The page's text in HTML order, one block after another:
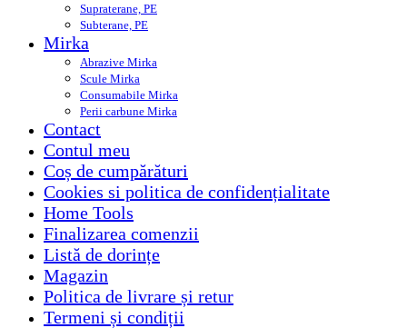
Supraterane, PE
Subterane, PE
Mirka
Abrazive Mirka
Scule Mirka
Consumabile Mirka
Perii carbune Mirka
Contact
Contul meu
Coș de cumpărături
Cookies si politica de confidențialitate
Home Tools
Finalizarea comenzii
Listă de dorințe
Magazin
Politica de livrare și retur
Termeni și condiții